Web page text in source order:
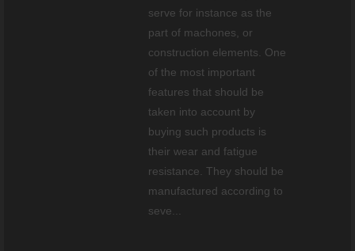
serve for instance as the
part of machones, or
construction elements. One
of the most important
features that should be
taken into account by
buying such products is
their wear and fatigue
resistance. They should be
manufactured according to
seve...